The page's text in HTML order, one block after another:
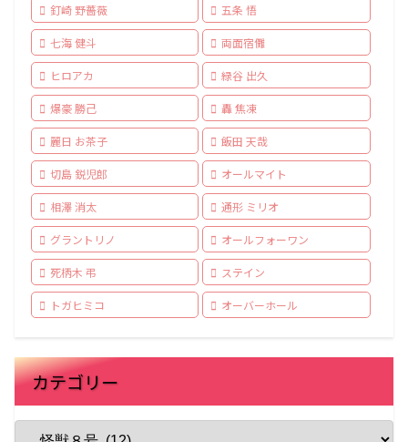
釘崎 野薔薇 五条 悟
七海 健斗 両面宿儺
ヒロアカ 緑谷 出久
爆豪 勝己 轟 焦凍
麗日 お茶子 飯田 天哉
切島 鋭児郎 オールマイト
相澤 消太 通形 ミリオ
グラントリノ オールフォーワン
死柄木 弔 ステイン
トガヒミコ オーバーホール
カテゴリー